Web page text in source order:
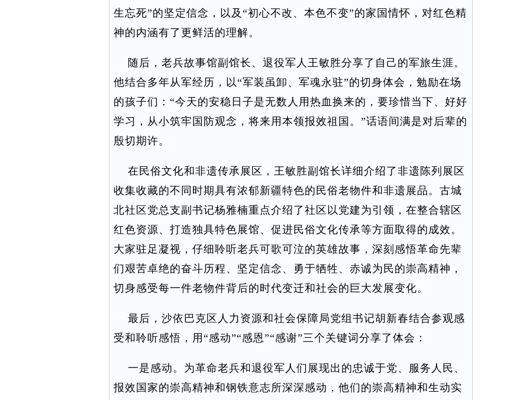
生忘死”的坚定信念，以及“初心不改、本色不变”的家国情怀，对红色精
神的内涵有了更鲜活的理解。
随后，老兵故事馆副馆长、退役军人王敏胜分享了自己的军旅生涯。
他结合多年从军经历，以“军装虽卸、军魂永驻”的切身体会，勉励在场
的孩子们：“今天的安稳日子是无数人用热血换来的，要珍惜当下、好好
学习，从小筑牢国防观念，将来用本领报效祖国。”话语间满是对后辈的
殷切期许。
在民俗文化和非遗传承展区，王敏胜副馆长详细介绍了非遗陈列展区
收集收藏的不同时期具有浓郁新疆特色的民俗老物件和非遗展品。古城
北社区党总支副书记杨雅楠重点介绍了社区以党建为引领，在整合辖区
红色资源、打造独具特色展馆、促进民俗文化传承等方面取得的成效。
大家驻足凝视，仔细聆听老兵可歌可泣的英雄故事，深刻感悟革命先辈
们艰苦卓绝的奋斗历程、坚定信念、勇于牺牲、赤诚为民的崇高精神，
切身感受每一件老物件背后的时代变迁和社会的巨大发展变化。
最后，沙依巴克区人力资源和社会保障局党组书记胡新春结合参观感
受和聆听感悟，用“感动”“感恩”“感谢”三个关键词分享了体会：
一是感动。为革命老兵和退役军人们展现出的忠诚于党、服务人民、
报效国家的崇高精神和钢铁意志所深深感动，他们的崇高精神和生动实